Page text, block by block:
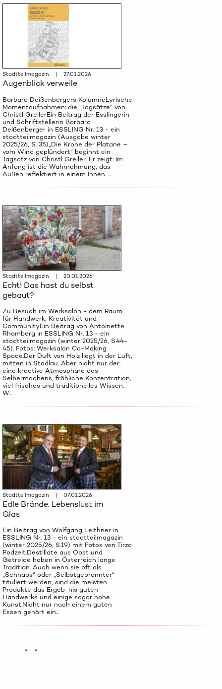
Stadtteilmagazin | 27.01.2026
Augenblick verweile
Barbara Deißenbergers KolumneLyrische
Momentaufnahmen: die “Tagsätze“ von
Christl GrellerEin Beitrag der Esslingerin
und Schriftstellerin Barbara
Deißenberger in ESSLING Nr. 13 - ein
stadtteilmagazin (Ausgabe winter
2025/26, S. 35)„Die Krone der Platane –
vom Wind geplündert“ beginnt ein
Tagsatz von Christl Greller. Er zeigt: Im
Anfang ist die Wahrnehmung, das
Außen reflektiert in einem Innen. ...
Stadtteilmagazin | 20.01.2026
Echt! Das hast du selbst
gebaut?
Zu Besuch im Werksalon - dem Raum
für Handwerk, Kreativität und
CommunityEin Beitrag von Antoinette
Rhomberg in ESSLING Nr. 13 - ein
stadtteilmagazin (winter 2025/26, S.44-
45). Fotos: Werksalon Co-Making
Space.Der Duft von Holz liegt in der Luft,
mitten in Stadlau. Aber nicht nur der:
eine kreative Atmosphäre des
Selbermachens, fröhliche Konzentration,
viel frisches und traditionelles Wissen.
W...
Stadtteilmagazin | 07.01.2026
Edle Brände. Lebenslust im
Glas
Ein Beitrag von Wolfgang Leithner in
ESSLING Nr. 13 - ein stadtteilmagazin
(winter 2025/26, S.19) mit Fotos von Tirza
Podzeit.Destillate aus Obst und
Getreide haben in Österreich lange
Tradition. Auch wenn sie oft als
„Schnaps“ oder „Selbstgebrannter“
tituliert werden, sind die meisten
Produkte das Ergeb-nis guten
Handwerks und einige sogar hohe
Kunst.Nicht nur nach einem guten
Essen gehört ein...
« »